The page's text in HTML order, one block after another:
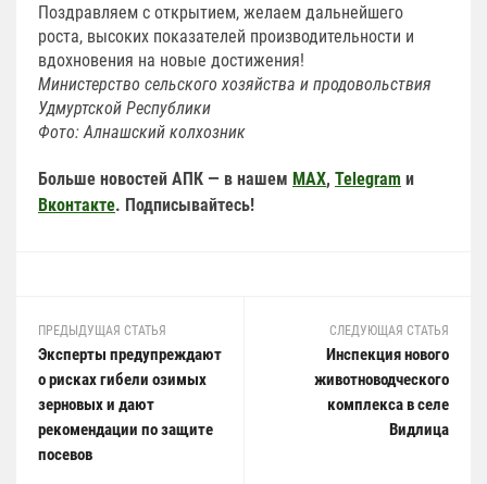
Поздравляем с открытием, желаем дальнейшего
роста, высоких показателей производительности и
вдохновения на новые достижения!
Министерство сельского хозяйства и продовольствия
Удмуртской Республики
Фото: Алнашский колхозник
Больше новостей АПК — в нашем MAX, Telegram и
Вконтакте. Подписывайтесь!
ПРЕДЫДУЩАЯ СТАТЬЯ
Эксперты предупреждают
о рисках гибели озимых
зерновых и дают
рекомендации по защите
посевов
СЛЕДУЮЩАЯ СТАТЬЯ
Инспекция нового
животноводческого
комплекса в селе
Видлица